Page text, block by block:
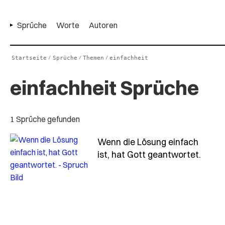
Sprüche Worte Autoren
Startseite / Sprüche / Themen / einfachheit
einfachheit Sprüche
1 Sprüche gefunden
Wenn die Lösung einfach
ist, hat Gott geantwortet.